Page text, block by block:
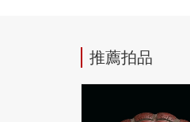
推薦拍品